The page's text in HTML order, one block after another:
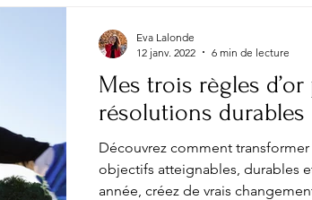
Mes trois règles
résolutions durables
Découvrez comment
objectifs atteignables, durables
année, créez de vrais
Eva Lalonde
12 janv. 2022
6 min de lecture